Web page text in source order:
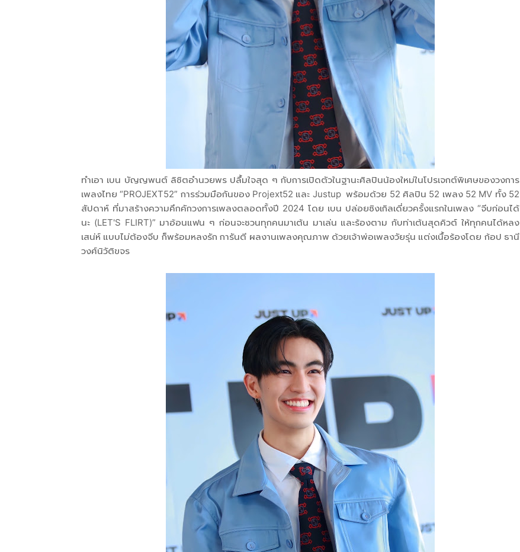
ทำเอา เบน บัญญพนต์ ลิชิตอำนวยพร ปลื้มใจสุด ๆ กับการเปิดตัวในฐานะศิลปินน้องใหม่ในโปรเจกต์พิเศษของวงการ
เพลงไทย “PROJEXT52” การร่วมมือกันของ Projext52 และ Justup พร้อมด้วย 52 ศิลปิน 52 เพลง 52 MV ทั้ง 52
สัปดาห์ ที่มาสร้างความคึกคักวงการเพลงตลอดทั้งปี 2024 โดย เบน ปล่อยซิงเกิลเดี่ยวครั้งแรกในเพลง “จีบก่อนได้
นะ (LET'S FLIRT)” มาอ้อนแฟน ๆ ก่อนจะชวนทุกคนมาเต้น มาเล่น และร้องตาม กับท่าเต้นสุดคิวต์ ให้ทุกคนได้หลง
เสน่ห์ แบบไม่ต้องจีบ ก็พร้อมหลงรัก การันตี ผลงานเพลงคุณภาพ ด้วยเจ้าพ่อเพลงวัยรุ่น แต่งเนื้อร้องโดย ก้อป ธานี
วงศ์นิวัติขจร